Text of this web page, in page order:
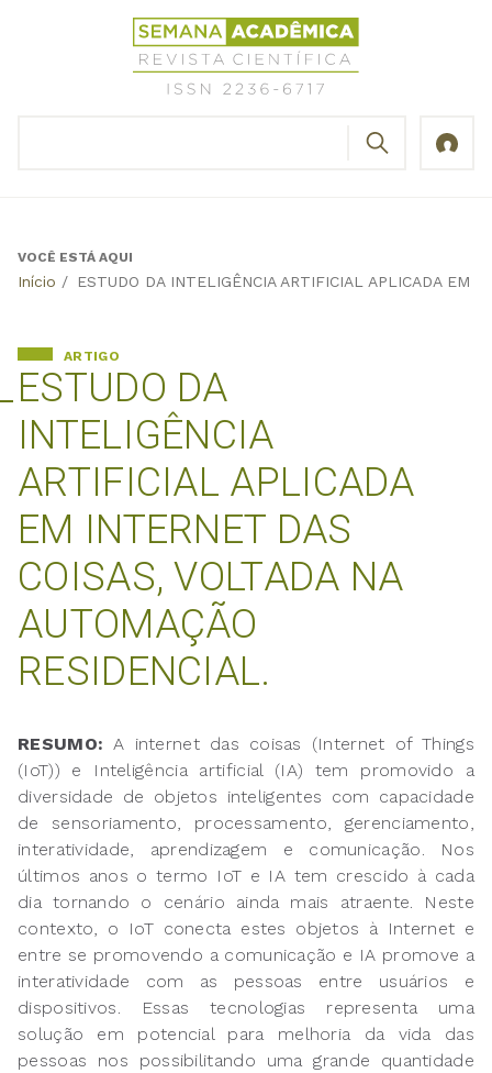
Revista
Científica
Semana
Back
VOCÊ ESTÁ AQUI
Início / ESTUDO DA INTELIGÊNCIA ARTIFICIAL APLICADA EM
ESTUDO DA
INTELIGÊNCIA
ARTIFICIAL APLICADA
EM INTERNET DAS
COISAS, VOLTADA NA
AUTOMAÇÃO
RESIDENCIAL.
ARTIGO
RESUMO:A internet das coisas (Internet of Things
(IoT)) e Inteligência artificial (IA) tem promovido a
diversidade de objetos inteligentes com capacidade
de sensoriamento, processamento, gerenciamento,
interatividade, aprendizagem e comunicação. Nos
últimos anos o termo IoT e IA tem crescido à cada
dia tornando o cenário ainda mais atraente. Neste
contexto, o IoT conecta estes objetos à Internet e
entre se promovendo a comunicação e IA promove a
interatividade com as pessoas entre usuários e
dispositivos. Essas tecnologias representa uma
solução em potencial para melhoria da vida das
pessoas nos possibilitando uma grande quantidade